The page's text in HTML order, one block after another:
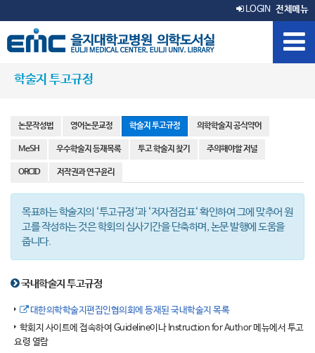
LOGIN 전체메뉴
학술지 투고규정
논문작성법 영어논문교정 학술지 투고규정 의학학술지 공식약어
MeSH 우수학술지 등재목록 투고 학술지 찾기 주의해야할 저널
ORCID 저작권과 연구윤리
목표하는 학술지의 ‘투고규정‘과 ‘저자점검표‘ 확인하여 그에 맞추어 원
고를 작성하는 것은 학회의 심사기간을 단축하며, 논문 발행에 도움을
줍니다.
국내학술지 투고규정
대한의학학술지편집인협의회에 등재된 국내학술지 목록
학회지 사이트에 접속하여 Guideline이나 Instruction for Author 메뉴에서 투고
요령 열람